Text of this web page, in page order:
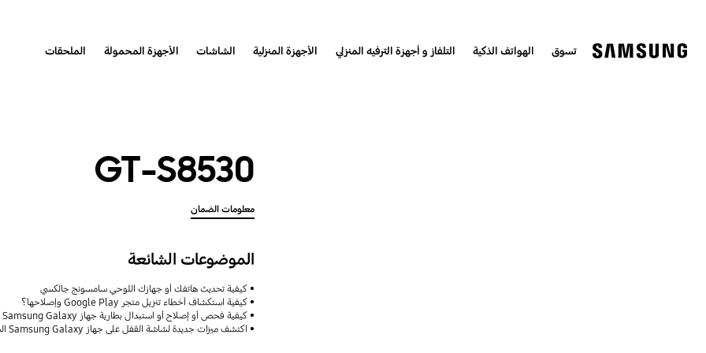
تسوق الهواتف الذكية التلفاز و أجهزة الترفيه المنزلي الأجهزة المنزلية الشاشات الأجهزة المحمولة الملحقات
GT-S8530
معلومات الضمان
الموضوعات الشائعة
كيفية تحديث هاتفك أو جهازك اللوحي سامسونج جالكسي
كيفية استكشاف أخطاء تنزيل متجر Google Play وإصلاحها؟
كيفية فحص أو إصلاح أو استبدال بطارية جهاز Samsung Galaxy
اكتشف ميزات جديدة لشاشة القفل على جهاز Samsung Galaxy الخاص بك